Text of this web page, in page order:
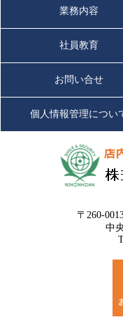
業務内容
社員教育
お問い合せ
個人情報管理につい
〒260-
中